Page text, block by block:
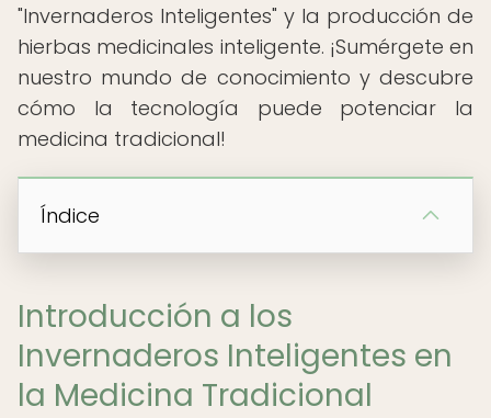
"Invernaderos Inteligentes" y la producción de
hierbas medicinales inteligente. ¡Sumérgete en
nuestro mundo de conocimiento y descubre
cómo la tecnología puede potenciar la
medicina tradicional!
Índice
Introducción a los
Invernaderos Inteligentes en
la Medicina Tradicional